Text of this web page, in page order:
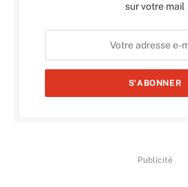
sur votre mail
Publicité